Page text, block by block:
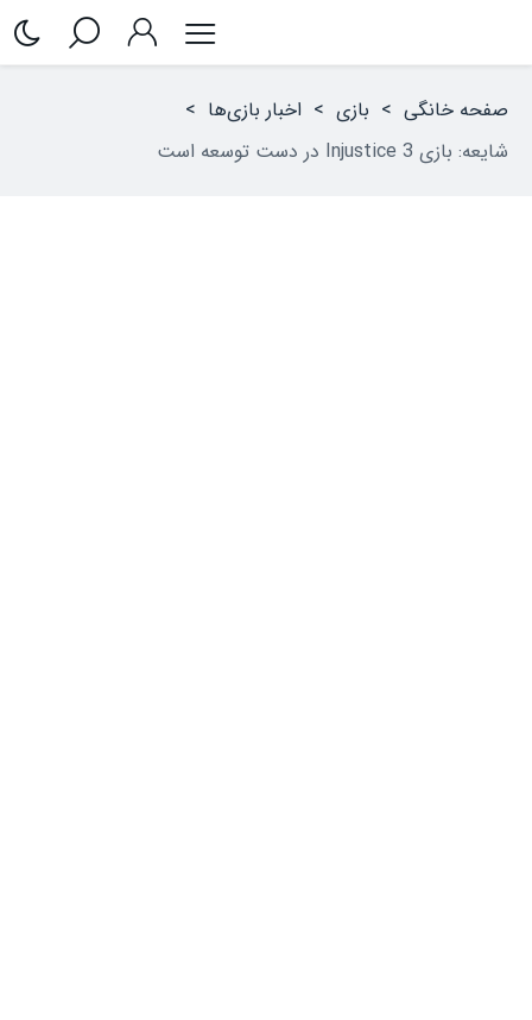
صفحه خانگی > بازی > اخبار بازی‌ها >
شایعه: بازی Injustice 3 در دست توسعه است